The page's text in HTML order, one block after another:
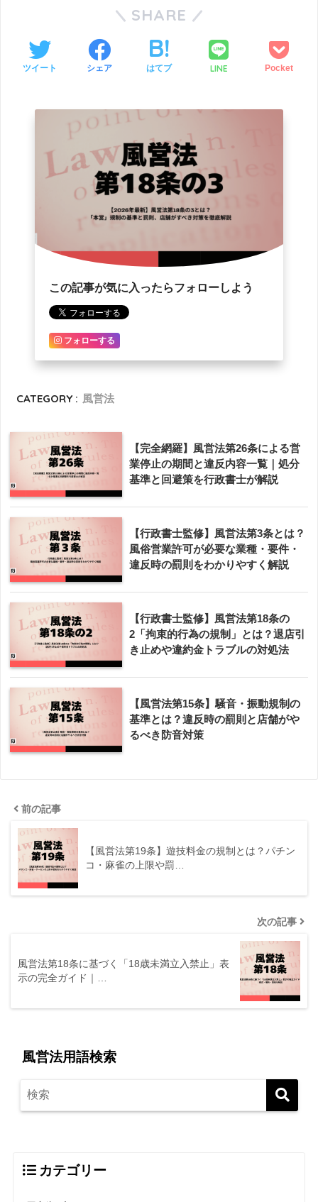
SHARE
ツイート シェア はてブ LINE Pocket
この記事が気に入ったらフォローしよう
フォローする
CATEGORY : 風営法
【完全網羅】風営法第26条による営
業停止の期間と違反内容一覧｜処分
基準と回避策を行政書士が解説
【行政書士監修】風営法第3条とは？
風俗営業許可が必要な業種・要件・
違反時の罰則をわかりやすく解説
【行政書士監修】風営法第18条の
2「拘束的行為の規制」とは？退店引
き止めや違約金トラブルの対処法
【風営法第15条】騒音・振動規制の
基準とは？違反時の罰則と店舗がや
るべき防音対策
前の記事
【風営法第19条】遊技料金の規制とは？パチン
コ・麻雀の上限や罰…
次の記事
風営法第18条に基づく「18歳未満立入禁止」表
示の完全ガイド｜…
風営法用語検索
カテゴリー